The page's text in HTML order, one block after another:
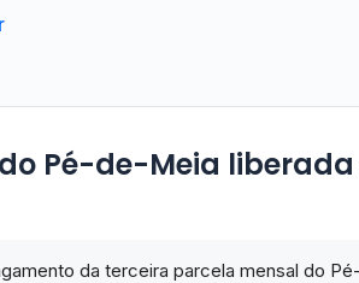
Pé-de-Meia liberada
da terceira parcela mensal do